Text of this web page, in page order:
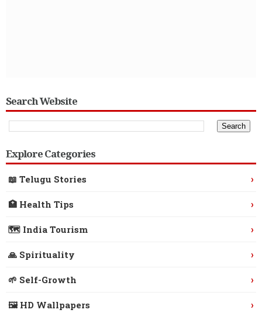
Search Website
Explore Categories
📖 Telugu Stories ›
🏥 Health Tips ›
🗺️ India Tourism ›
🙏 Spirituality ›
🌱 Self-Growth ›
🖼️ HD Wallpapers ›